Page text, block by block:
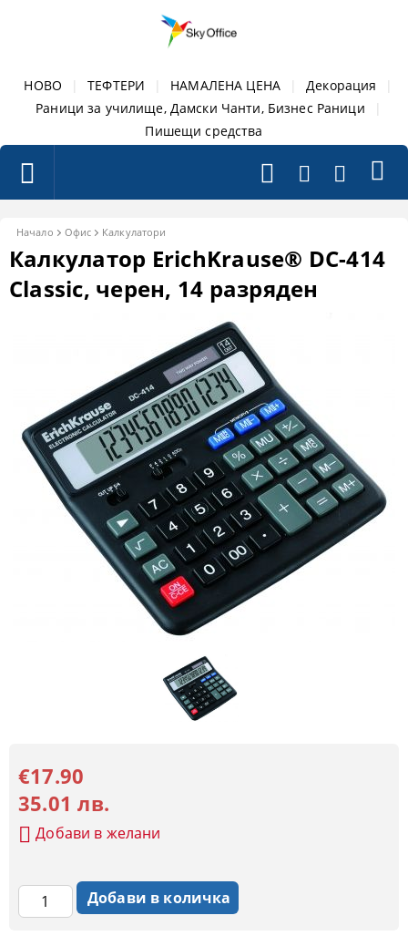
НОВО ТЕФТЕРИ НАМАЛЕНА ЦЕНА Декорация
Раници за училище, Дамски Чанти, Бизнес Раници
Пишещи средства
Начало Офис Калкулатори
Калкулатор ErichKrause® DC-414
Classic, черен, 14 разряден
€17.90
35.01 лв.
Добави в желани